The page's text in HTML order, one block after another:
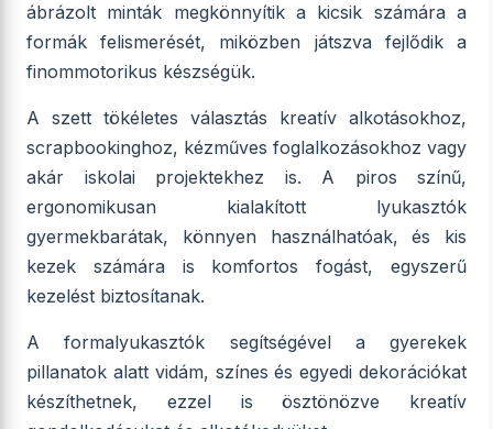
ábrázolt minták megkönnyítik a kicsik számára a
formák felismerését, miközben játszva fejlődik a
finommotorikus készségük.
A szett tökéletes választás kreatív alkotásokhoz,
scrapbookinghoz, kézműves foglalkozásokhoz vagy
akár iskolai projektekhez is. A piros színű,
ergonomikusan kialakított lyukasztók
gyermekbarátak, könnyen használhatóak, és kis
kezek számára is komfortos fogást, egyszerű
kezelést biztosítanak.
A formalyukasztók segítségével a gyerekek
pillanatok alatt vidám, színes és egyedi dekorációkat
készíthetnek, ezzel is ösztönözve kreatív